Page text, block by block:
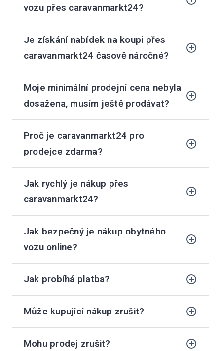
vozu přes caravanmarkt24?
Je získání nabídek na koupi přes
caravanmarkt24 časově náročné?
Moje minimální prodejní cena nebyla
dosažena, musím ještě prodávat?
Proč je caravanmarkt24 pro
prodejce zdarma?
Jak rychlý je nákup přes
caravanmarkt24?
Jak bezpečný je nákup obytného
vozu online?
Jak probíhá platba?
Může kupující nákup zrušit?
Mohu prodej zrušit?